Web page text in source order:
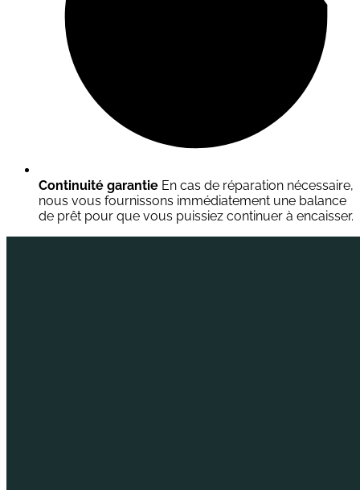
Continuité garantie En cas de réparation nécessaire,
nous vous fournissons immédiatement une balance
de prêt pour que vous puissiez continuer à encaisser.